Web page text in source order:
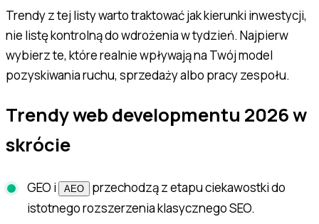
Trendy z tej listy warto traktować jak kierunki inwestycji,
nie listę kontrolną do wdrożenia w tydzień. Najpierw
wybierz te, które realnie wpływają na Twój model
pozyskiwania ruchu, sprzedaży albo pracy zespołu.
Trendy web developmentu 2026 w
skrócie
GEO i AEO
przechodzą z etapu ciekawostki do
istotnego rozszerzenia klasycznego SEO.